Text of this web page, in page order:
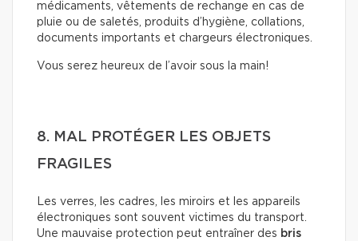
médicaments, vêtements de rechange en cas de
pluie ou de saletés, produits d’hygiène, collations,
documents importants et chargeurs électroniques.
Vous serez heureux de l’avoir sous la main!
8. MAL PROTÉGER LES OBJETS
FRAGILES
Les verres, les cadres, les miroirs et les appareils
électroniques sont souvent victimes du transport.
Une mauvaise protection peut entraîner des bris